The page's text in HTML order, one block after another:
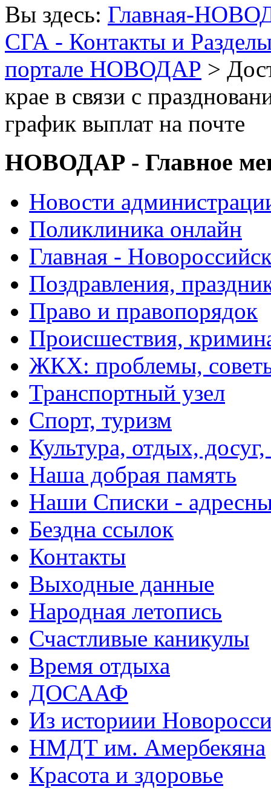
Вы здесь: Главная-
СГА - Контакты и
портале НОВОДАР >
крае в связи с
график выплат на почте
НОВОДАР - Главное
Новости
Поликлиника онлайн
Главная -
Поздравления,
Право и правопорядок
Происшествия,
ЖКХ: проблемы,
Транспортный узел
Спорт, туризм
Культура, отдых,
Наша добрая память
Наши Списки -
Бездна ссылок
Контакты
Выходные данные
Народная летопись
Счастливые каникулы
Время отдыха
ДОСААФ
Из историии
НМДТ им. Амербекяна
Красота и здоровье